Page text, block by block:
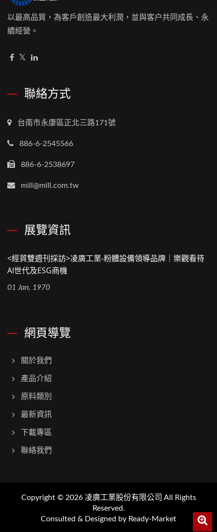
以最高品質，為客戶創造最大利潤，並與客户共同成長、永
續經營。
聯絡方式
台南市永康區正北三路171號
886-6-2545566
886-6-2538697
mill@mill.com.tw
展覽資訊
<經貿雙週刊採訪>凌廣工業-粉體設備領導品牌｜樂觀看待
AI世代及ESG商機
01 Jan, 1970
網頁導覽
關於我們
產品介紹
原料類別
最新資訊
下載專區
聯絡我們
Copyright © 2026 凌廣工業股份有限公司 All Rights
Reserved.
Consulted & Designed by Ready-Market